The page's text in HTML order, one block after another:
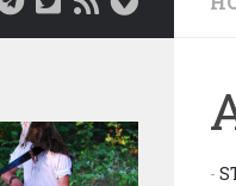
-